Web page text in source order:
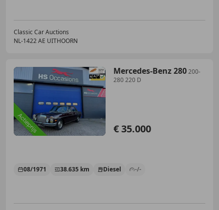
Classic Car Auctions
NL-1422 AE UITHOORN
Mercedes-Benz 280200-
280 220 D
€ 35.000
08/1971 38.635 km Diesel -/-